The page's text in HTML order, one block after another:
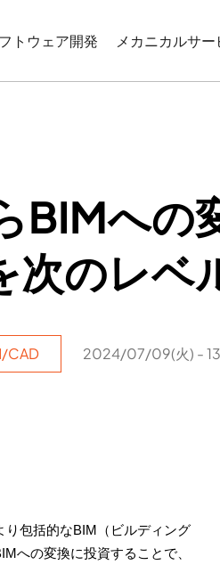
トウェア開発 メカニカルサー
BIMへの
次のレベ
CAD 2024/07/09(火) -
包括的なBIM（ビルディング
への変換に投資することで、